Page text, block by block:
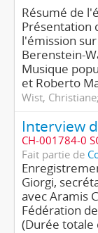
Résumé de
Présentation
l'émission
Berenstein-
Musique
et Roberto
Wist,
CH-001784-0
Fait partie de
Giorgi,
avec Aramis
Fédération
(Durée